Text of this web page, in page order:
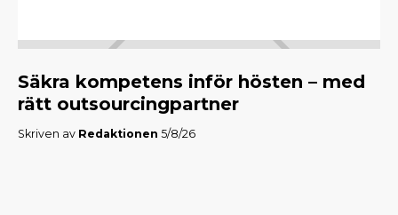
Säkra kompetens inför hösten – med
rätt outsourcingpartner
Skriven av Redaktionen 5/8/26